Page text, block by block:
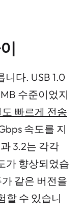
니다. USB 1.0
수준이었지
빠르게 전송
속도를 지
3.2는 각각
가 향상되었습
같은 버전을
할 수 있습니